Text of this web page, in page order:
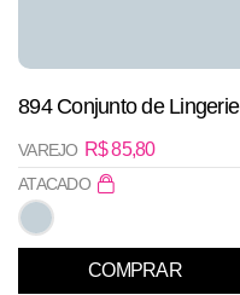
894 Conjunto de Lingerie
R$85,80
VAREJO
ATACADO
COMPRAR